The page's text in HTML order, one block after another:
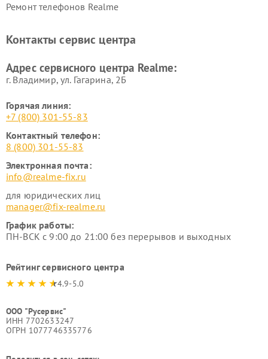
Ремонт телефонов Realme
Контакты сервис центра
Адрес сервисного центра Realme:
г. Владимир, ул. Гагарина, 2Б
Горячая линия:
+7 (800) 301-55-83
Контактный телефон:
8 (800) 301-55-83
Электронная почта:
info@realme-fix.ru
для юридических лиц
manager@fix-realme.ru
График работы:
ПН-ВСК с 9:00 до 21:00 без перерывов и выходных
Рейтинг сервисного центра
4.9-5.0
ООО "Русервис"
ИНН 7702633247
ОГРН 1077746335776